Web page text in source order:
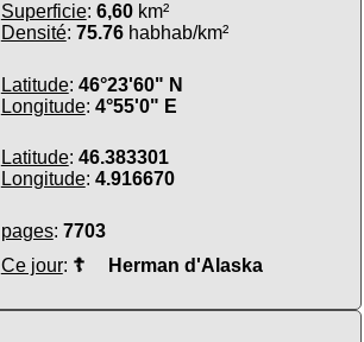
Superficie: 6,60km²
Densité: 75.76habhab/km²
Latitude: 46°23'60" N
Longitude: 4°55'0" E
Latitude: 46.383301
Longitude: 4.916670
pages: 7703
Ce jour: ☦Herman d'Alaska